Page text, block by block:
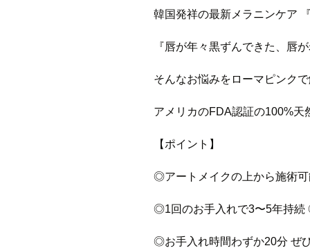
韓国発祥の最新メラニンケア
『唇が年々黒ずんできた、唇
そんなお悩みをローマピンク
アメリカのFDA認証の100%天
【ポイント】
◎アートメイクの上から施術
◎1回のお手入れで3〜5年持
◎お手入れ時間わずか20分 ぜ